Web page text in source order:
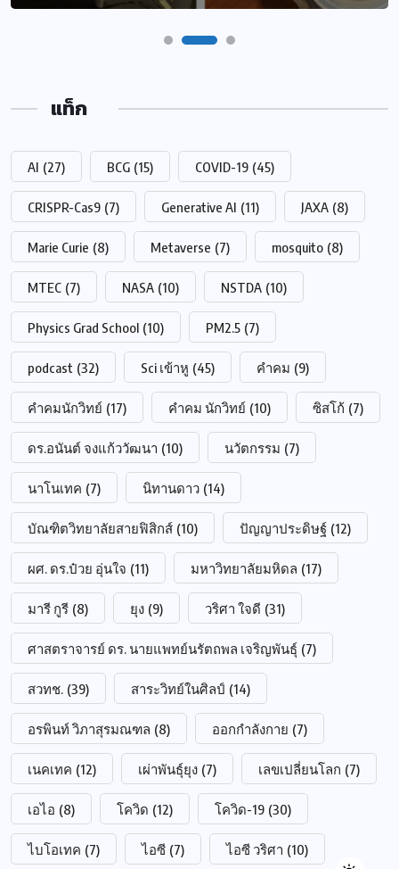
แท็ก
AI (27) BCG (15) COVID-19 (45)
CRISPR-Cas9 (7) Generative AI (11) JAXA (8)
Marie Curie (8) Metaverse (7) mosquito (8)
MTEC (7) NASA (10) NSTDA (10)
Physics Grad School (10) PM2.5 (7)
podcast (32) Sci เข้าหู (45) คำคม (9)
คำคมนักวิทย์ (17) คำคม นักวิทย์ (10) ซิสโก้ (7)
ดร.อนันต์ จงแก้ววัฒนา (10) นวัตกรรม (7)
นาโนเทค (7) นิทานดาว (14)
บัณฑิตวิทยาลัยสายฟิสิกส์ (10) ปัญญาประดิษฐ์ (12)
ผศ. ดร.ป๋วย อุ่นใจ (11) มหาวิทยาลัยมหิดล (17)
มารี กูรี (8) ยุง (9) วริศา ใจดี (31)
ศาสตราจารย์ ดร. นายแพทย์นรัตถพล เจริญพันธุ์ (7)
สวทช. (39) สาระวิทย์ในศิลป์ (14)
อรพินท์ วิภาสุรมณฑล (8) ออกกำลังกาย (7)
เนคเทค (12) เผ่าพันธุ์ยุง (7) เลขเปลี่ยนโลก (7)
เอไอ (8) โควิด (12) โควิด-19 (30)
ไบโอเทค (7) ไอซี (7) ไอซี วริศา (10)